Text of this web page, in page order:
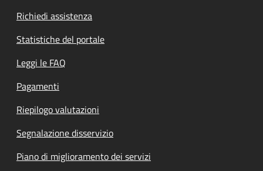
Richiedi assistenza
Statistiche del portale
Leggi le FAQ
Pagamenti
Riepilogo valutazioni
Segnalazione disservizio
Piano di miglioramento dei servizi